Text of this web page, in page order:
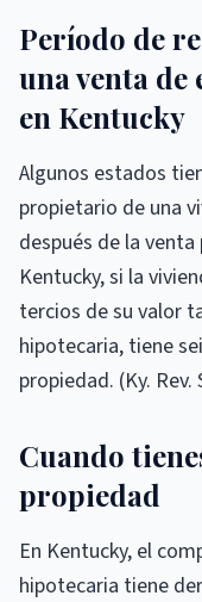
Período de
una venta
en Kentucky
Algunos estados
propietario de una
después de la
Kentucky, si la
tercios de su valor
hipotecaria, tiene
propiedad. (Ky. Rev.
Cuando
propiedad
En Kentucky, el
hipotecaria tiene